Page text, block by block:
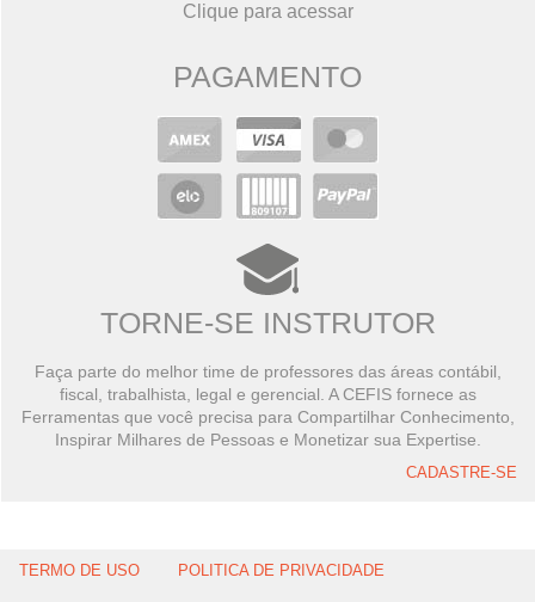
Clique para acessar
PAGAMENTO
TORNE-SE INSTRUTOR
Faça parte do melhor time de professores das áreas contábil,
fiscal, trabalhista, legal e gerencial. A CEFIS fornece as
Ferramentas que você precisa para Compartilhar Conhecimento,
Inspirar Milhares de Pessoas e Monetizar sua Expertise.
CADASTRE-SE
TERMO DE USO POLITICA DE PRIVACIDADE